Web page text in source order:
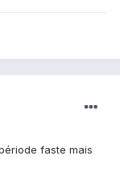
faste mais